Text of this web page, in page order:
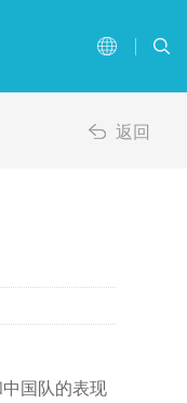
返回
国队的表现